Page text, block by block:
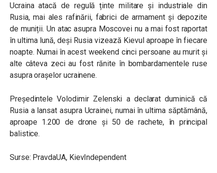
Ucraina atacă de regulă ținte militare și industriale din
Rusia, mai ales rafinării, fabrici de armament și depozite
de muniții. Un atac asupra Moscovei nu a mai fost raportat
în ultima lună, deși Rusia vizează Kievul aproape în fiecare
noapte. Numai în acest weekend cinci persoane au murit și
alte câteva zeci au fost rănite în bombardamentele ruse
asupra orașelor ucrainene.
Președintele Volodimir Zelenski a declarat duminică că
Rusia a lansat asupra Ucrainei, numai în ultima săptămână,
aproape 1.200 de drone și 50 de rachete, în principal
balistice.
Surse: PravdaUA, KievIndependent